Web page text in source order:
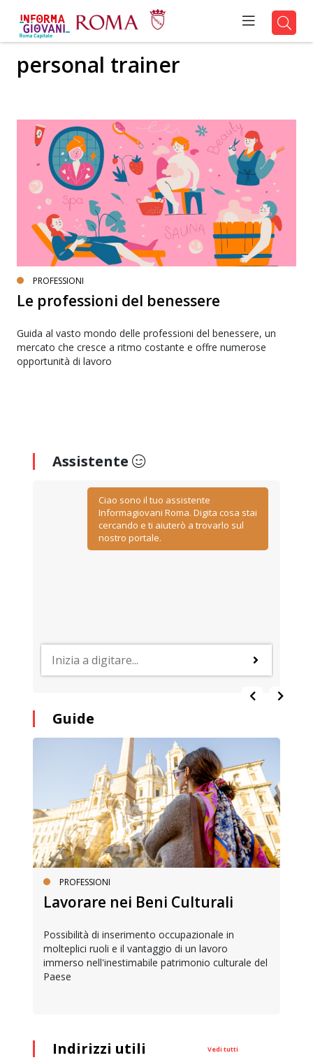
personal trainer
PROFESSIONI
Le professioni del benessere
Guida al vasto mondo delle professioni del benessere, un
mercato che cresce a ritmo costante e offre numerose
opportunità di lavoro
Assistente
Ciao sono il tuo assistente
Informagiovani Roma. Digita cosa stai
cercando e ti aiuterò a trovarlo sul
nostro portale.
Guide
PROFESSIONI
Lavorare nei Beni Culturali
Possibilità di inserimento occupazionale in
molteplici ruoli e il vantaggio di un lavoro
immerso nell'inestimabile patrimonio culturale del
Paese
Indirizzi utili Vedi tutti